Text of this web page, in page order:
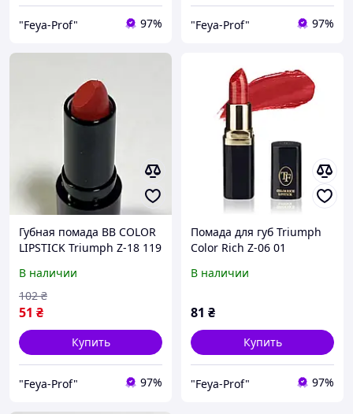
"Feya-Prof" 97% "Feya-Prof" 97%
Губная помада BB COLOR
LIPSTICK Triumph Z-18 119
В наличии
51 ₴
102 ₴
Купить
"Feya-Prof" 97%
Помада для губ Triumph
Color Rich Z-06 01
В наличии
81 ₴
Купить
"Feya-Prof" 97%